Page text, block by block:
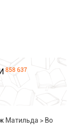
858 637
Матильда > Во